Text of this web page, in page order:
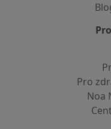
Pro
Noa